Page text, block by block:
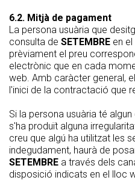
6.2. Mitjà de pagament
La persona usuària que
consulta de SETEMBRE en
prèviament el preu
electrònic que en cada
web. Amb caràcter general,
l'inici de la contractació que
Si la persona usuària té
s'ha produït alguna
creu que algú ha utilitzat les
indegudament, haurà de
SETEMBRE a través dels
disposició indicats en el lloc